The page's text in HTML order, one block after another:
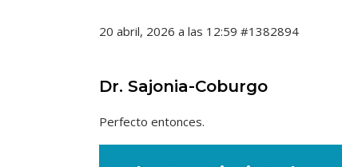
20 abril, 2026 a las 12:59 #1382894
Dr. Sajonia-Coburgo
Perfecto entonces.